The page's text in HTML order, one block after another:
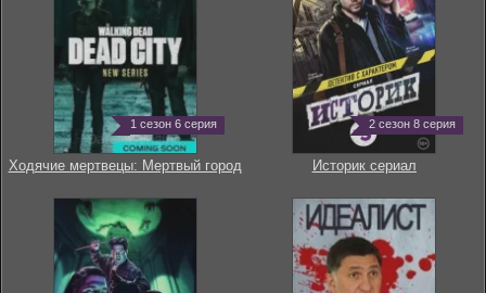
1 сезон 6 серия
Ходячие мертвецы: Мертвый город
2 сезон 8 серия
Историк сериал